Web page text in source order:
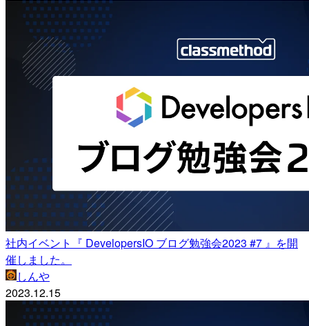
社内イベント『 DevelopersIO ブログ勉強会2023 #7 』を開
催しました。
しんや
2023.12.15